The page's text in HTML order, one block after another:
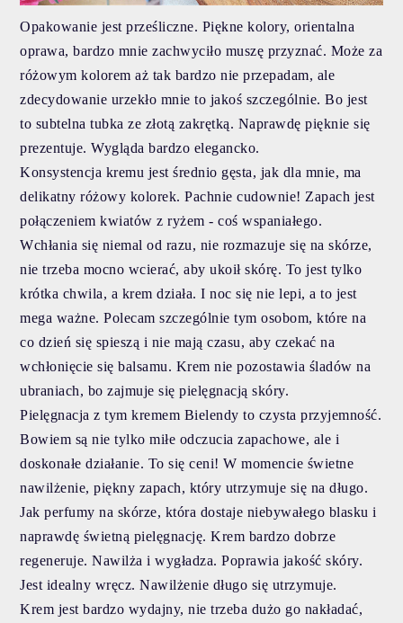
Opakowanie jest prześliczne. Piękne kolory, orientalna
oprawa, bardzo mnie zachwyciło muszę przyznać. Może za
różowym kolorem aż tak bardzo nie przepadam, ale
zdecydowanie urzekło mnie to jakoś szczególnie. Bo jest
to subtelna tubka ze złotą zakrętką. Naprawdę pięknie się
prezentuje. Wygląda bardzo elegancko.
Konsystencja kremu jest średnio gęsta, jak dla mnie, ma
delikatny różowy kolorek. Pachnie cudownie! Zapach jest
połączeniem kwiatów z ryżem - coś wspaniałego.
Wchłania się niemal od razu, nie rozmazuje się na skórze,
nie trzeba mocno wcierać, aby ukoił skórę. To jest tylko
krótka chwila, a krem działa. I noc się nie lepi, a to jest
mega ważne. Polecam szczególnie tym osobom, które na
co dzień się spieszą i nie mają czasu, aby czekać na
wchłonięcie się balsamu. Krem nie pozostawia śladów na
ubraniach, bo zajmuje się pielęgnacją skóry.
Pielęgnacja z tym kremem Bielendy to czysta przyjemność.
Bowiem są nie tylko miłe odczucia zapachowe, ale i
doskonałe działanie. To się ceni! W momencie świetne
nawilżenie, piękny zapach, który utrzymuje się na długo.
Jak perfumy na skórze, która dostaje niebywałego blasku i
naprawdę świetną pielęgnację. Krem bardzo dobrze
regeneruje. Nawilża i wygładza. Poprawia jakość skóry.
Jest idealny wręcz. Nawilżenie długo się utrzymuje.
Krem jest bardzo wydajny, nie trzeba dużo go nakładać,